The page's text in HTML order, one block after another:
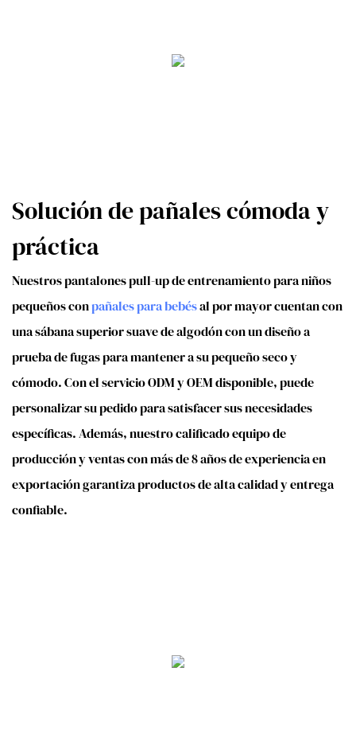
Solución de pañales cómoda y
práctica
Nuestros pantalones pull-up de entrenamiento para niños
pequeños conpañales para bebésal por mayor cuentan con
una sábana superior suave de algodón con un diseño a
prueba de fugas para mantener a su pequeño seco y
cómodo. Con el servicio ODM y OEM disponible, puede
personalizar su pedido para satisfacer sus necesidades
específicas. Además, nuestro calificado equipo de
producción y ventas con más de 8 años de experiencia en
exportación garantiza productos de alta calidad y entrega
confiable.